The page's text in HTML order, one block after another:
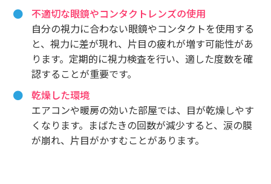
不適切な眼鏡やコンタクトレンズの使用
自分の視力に合わない眼鏡やコンタクトを使用する
と、視力に差が現れ、片目の疲れが増す可能性があ
ります。定期的に視力検査を行い、適した度数を確
認することが重要です。
乾燥した環境
エアコンや暖房の効いた部屋では、目が乾燥しやす
くなります。まばたきの回数が減少すると、涙の膜
が崩れ、片目がかすむことがあります。